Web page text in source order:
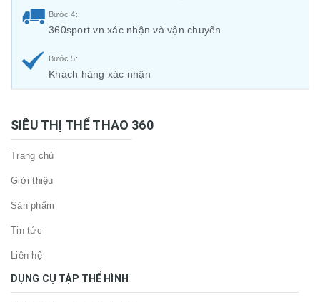
Bước 4:
360sport.vn xác nhận và vận chuyển
Bước 5:
Khách hàng xác nhận
SIÊU THỊ THỂ THAO 360
Trang chủ
Giới thiệu
Sản phẩm
Tin tức
Liên hệ
DỤNG CỤ TẬP THỂ HÌNH